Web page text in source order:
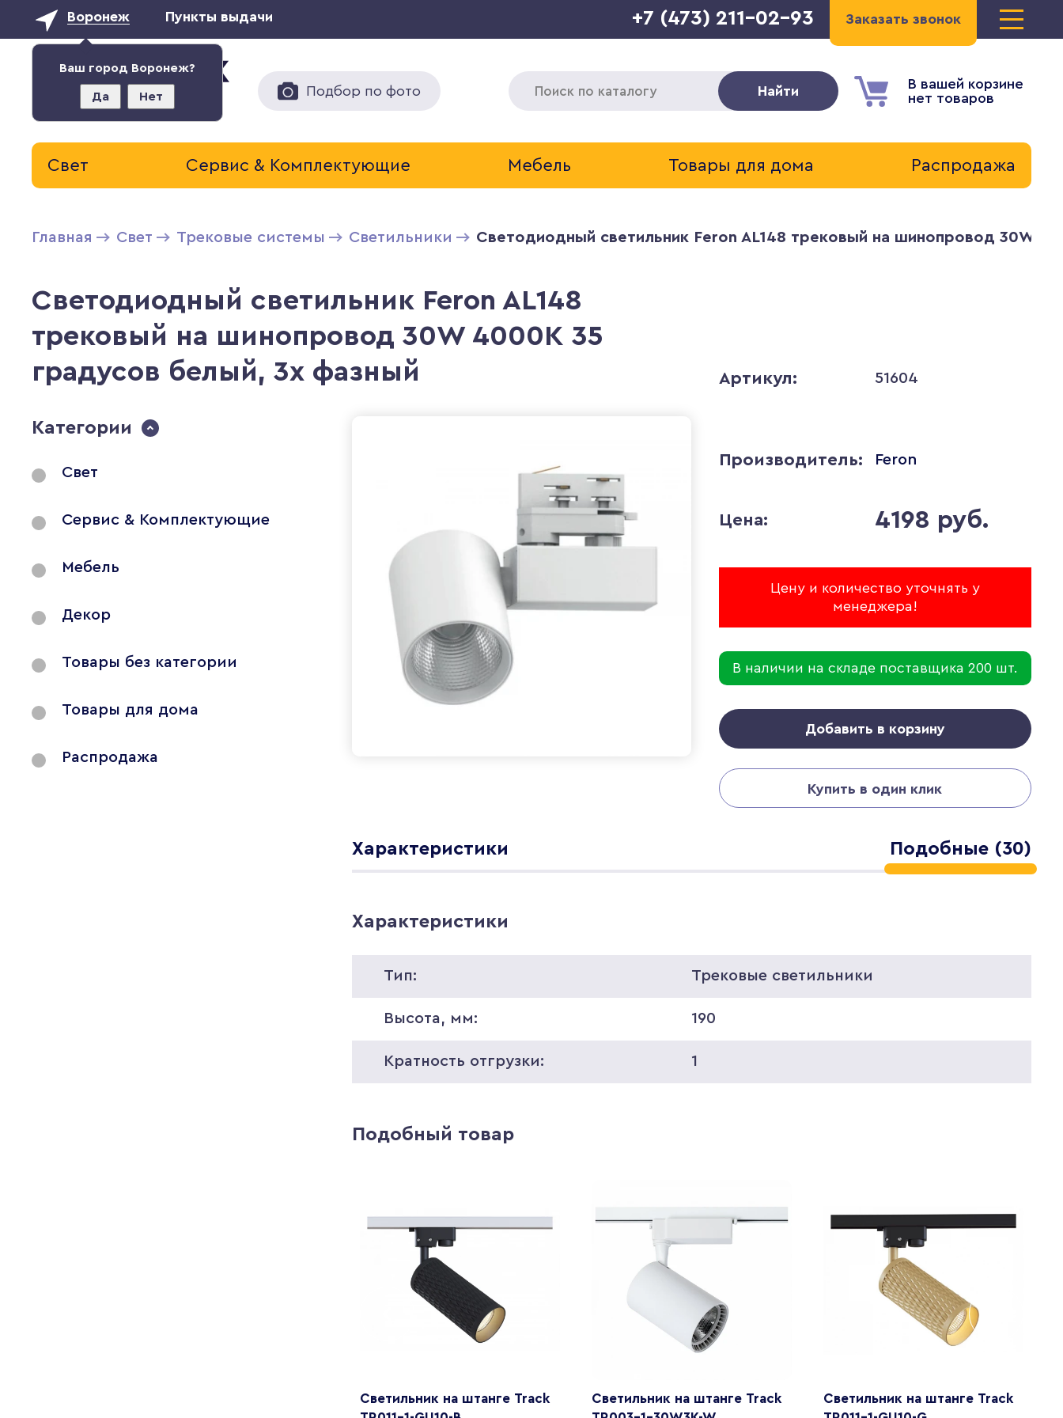
Воронеж
Ваш город Воронеж?
Да Нет
Пункты выдачи Заказать звонок
+7 (473) 211-02-93
Подбор по фото
В вашей корзине
нет товаров
Найти
Свет Сервис & Комплектующие Мебель Товары для дома Распродажа
Главная Свет Трековые системы Светильники Светодиодный светильник Feron AL148 трековый на шинопровод 30W
Светодиодный светильник Feron AL148
трековый на шинопровод 30W 4000K 35
градусов белый, 3х фазный
Категории
Свет
Сервис & Комплектующие
Мебель
Декор
Товары без категории
Товары для дома
Распродажа
Артикул: 51604
Производитель: Feron
Цена: 4198 руб.
Цену и количество уточнять у
менеджера!
В наличии на складе поставщика 200 шт.
Добавить в корзину
Купить в один клик
Характеристики Подобные (30)
Характеристики
Тип: Трековые светильники
Высота, мм: 190
Кратность отгрузки: 1
Подобный товар
Светильник на штанге Track
Светильник на штанге Track
Светильник на штанге Track